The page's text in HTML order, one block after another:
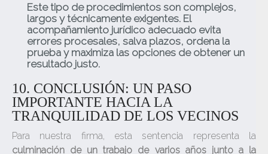
Este tipo de procedimientos son complejos,
largos y técnicamente exigentes. El
acompañamiento jurídico adecuado evita
errores procesales, salva plazos, ordena la
prueba y maximiza las opciones de obtener un
resultado justo.
10. CONCLUSIÓN: UN PASO
IMPORTANTE HACIA LA
TRANQUILIDAD DE LOS VECINOS
Para nuestra firma, esta sentencia representa la
culminación de un trabajo de varios años junto a la